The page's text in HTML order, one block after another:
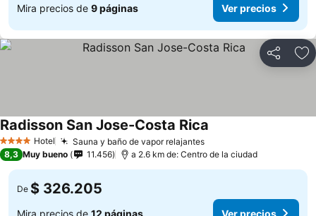
Mira precios de 9 páginas Ver precios
Compartir
4 EstrellasHotel Sauna y baño de vapor relajantesVer precios
Radisson San Jose-Costa Rica
8,3 Muy bueno 11.456 a 2.6 km de: Centro de la ciudad
De $ 326.205
Mira precios de 12 páginas Ver precios